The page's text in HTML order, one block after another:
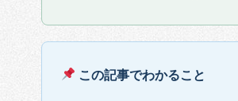
この記事でわかること